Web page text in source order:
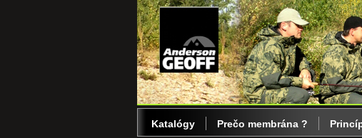
Katalógy Prečo membrána ?